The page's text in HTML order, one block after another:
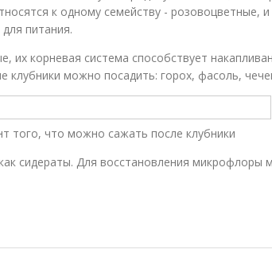
к одному семейству - розовоцветные,
питания.
их корневая система способствует
клубники можно посадить: горох, фасоль,
того, что можно сажать после клубники
сидераты. Для восстановления микрофлоры